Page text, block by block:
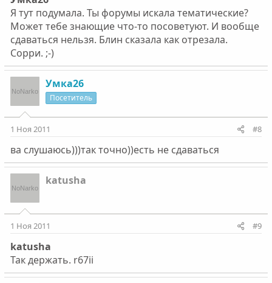
Я тут подумала. Ты форумы искала тематические?
Может тебе знающие что-то посоветуют. И вообще
сдаваться нельзя. Блин сказала как отрезала.
Сорри. ;-)
Умка26
Посетитель
1 Ноя 2011 #8
ва слушаюсь)))так точно))есть не сдаваться
katusha
1 Ноя 2011 #9
katusha
Так держать. r67ii